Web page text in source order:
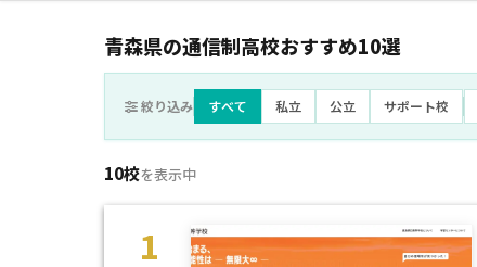
青森県の通信制高校おすすめ10選
絞り込み すべて 私立 公立 サポート校
10校を表示中
1